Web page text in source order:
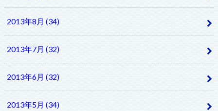
2013年8月 (34)
2013年7月 (32)
2013年6月 (32)
2013年5月 (34)